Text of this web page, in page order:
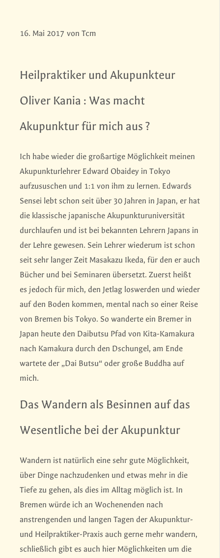
16. Mai 2017 von Tcm
Heilpraktiker und Akupunkteur
Oliver Kania : Was macht
Akupunktur für mich aus ?
Ich habe wieder die großartige Möglichkeit meinen
Akupunkturlehrer Edward Obaidey in Tokyo
aufzususchen und 1:1 von ihm zu lernen. Edwards
Sensei lebt schon seit über 30 Jahren in Japan, er hat
die klassische japanische Akupunkturuniversität
durchlaufen und ist bei bekannten Lehrern Japans in
der Lehre gewesen. Sein Lehrer wiederum ist schon
seit sehr langer Zeit Masakazu Ikeda, für den er auch
Bücher und bei Seminaren übersetzt. Zuerst heißt
es jedoch für mich, den Jetlag loswerden und wieder
auf den Boden kommen, mental nach so einer Reise
von Bremen bis Tokyo. So wanderte ein Bremer in
Japan heute den Daibutsu Pfad von Kita-Kamakura
nach Kamakura durch den Dschungel, am Ende
wartete der „Dai Butsu“ oder große Buddha auf
mich.
Das Wandern als Besinnen auf das
Wesentliche bei der Akupunktur
Wandern ist natürlich eine sehr gute Möglichkeit,
über Dinge nachzudenken und etwas mehr in die
Tiefe zu gehen, als dies im Alltag möglich ist. In
Bremen würde ich an Wochenenden nach
anstrengenden und langen Tagen der Akupunktur-
und Heilpraktiker-Praxis auch gerne mehr wandern,
schließlich gibt es auch hier Möglichkeiten um die